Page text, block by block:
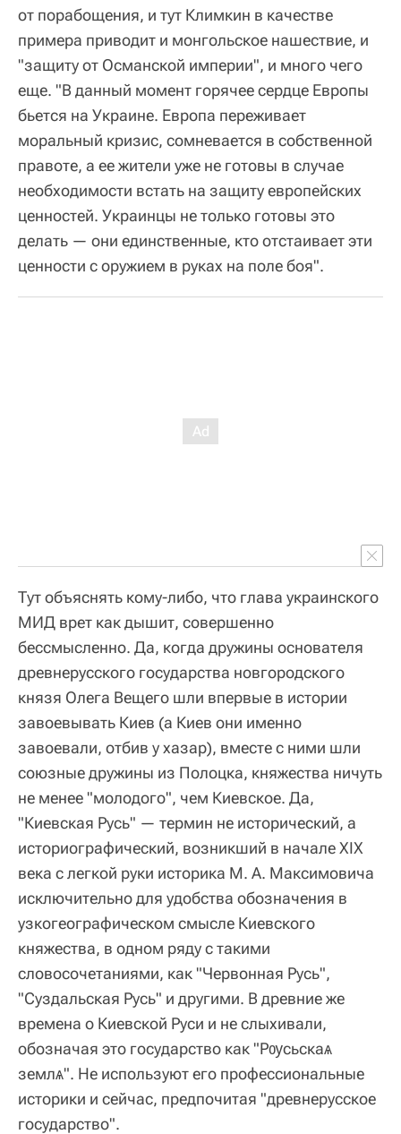
от порабощения, и тут Климкин в качестве
примера приводит и монгольское нашествие, и
"защиту от Османской империи", и много чего
еще. "В данный момент горячее сердце Европы
бьется на Украине. Европа переживает
моральный кризис, сомневается в собственной
правоте, а ее жители уже не готовы в случае
необходимости встать на защиту европейских
ценностей. Украинцы не только готовы это
делать — они единственные, кто отстаивает эти
ценности с оружием в руках на поле боя".
Тут объяснять кому-либо, что глава украинского
МИД врет как дышит, совершенно
бессмысленно. Да, когда дружины основателя
древнерусского государства новгородского
князя Олега Вещего шли впервые в истории
завоевывать Киев (а Киев они именно
завоевали, отбив у хазар), вместе с ними шли
союзные дружины из Полоцка, княжества ничуть
не менее "молодого", чем Киевское. Да,
"Киевская Русь" — термин не исторический, а
историографический, возникший в начале XIX
века с легкой руки историка М. А. Максимовича
исключительно для удобства обозначения в
узкогеографическом смысле Киевского
княжества, в одном ряду с такими
словосочетаниями, как "Червонная Русь",
"Суздальская Русь" и другими. В древние же
времена о Киевской Руси и не слыхивали,
обозначая это государство как "Рѹсьскаѧ
землѧ". Не используют его профессиональные
историки и сейчас, предпочитая "древнерусское
государство".